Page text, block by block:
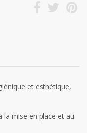
et esthétique,
la mise en place et au